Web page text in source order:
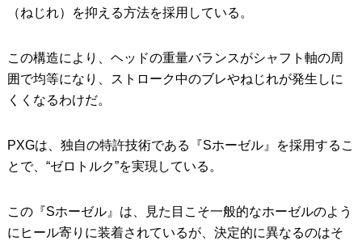
（ねじれ）を抑える方法を採用している。
この構造により、ヘッドの重量バランスがシャフト軸の周
囲で均等になり、ストローク中のブレやねじれが発生しに
くくなるわけだ。
PXGは、独自の特許技術である『Sホーゼル』を採用するこ
とで、“ゼロトルク”を実現している。
この『Sホーゼル』は、見た目こそ一般的なホーゼルのよう
にヒール寄りに装着されているが、決定的に異なるのはそ